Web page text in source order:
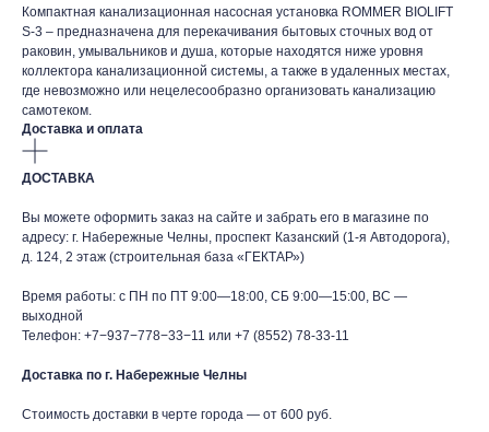
Компактная канализационная насосная установка ROMMER BIOLIFT
S-3 – предназначена для перекачивания бытовых сточных вод от
раковин, умывальников и душа, которые находятся ниже уровня
коллектора канализационной системы, а также в удаленных местах,
где невозможно или нецелесообразно организовать канализацию
самотеком.
Доставка и оплата
ДОСТАВКА
Вы можете оформить заказ на сайте и забрать его в магазине по
адресу: г. Набережные Челны, проспект Казанский (1-я Автодорога),
д. 124, 2 этаж (строительная база «ГЕКТАР»)
Время работы: с ПН по ПТ 9:00—18:00, СБ 9:00—15:00, ВС —
выходной
Телефон: +7−937−778−33−11 или +7 (8552) 78-33-11
Доставка по г. Набережные Челны
Стоимость доставки в черте города — от 600 руб.